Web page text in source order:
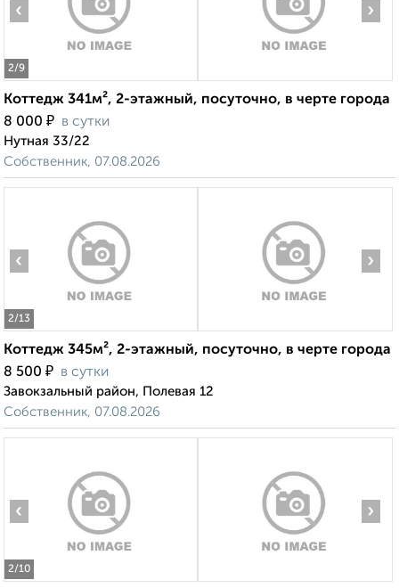
2/9
‹ ›
Коттедж 341м², 2-этажный, посуточно, в черте города
8 000 ₽ в сутки
Нутная 33/22
Собственник, 07.08.2026
2/13
‹ ›
Коттедж 345м², 2-этажный, посуточно, в черте города
8 500 ₽ в сутки
Завокзальный район, Полевая 12
Собственник, 07.08.2026
2/10
‹ ›